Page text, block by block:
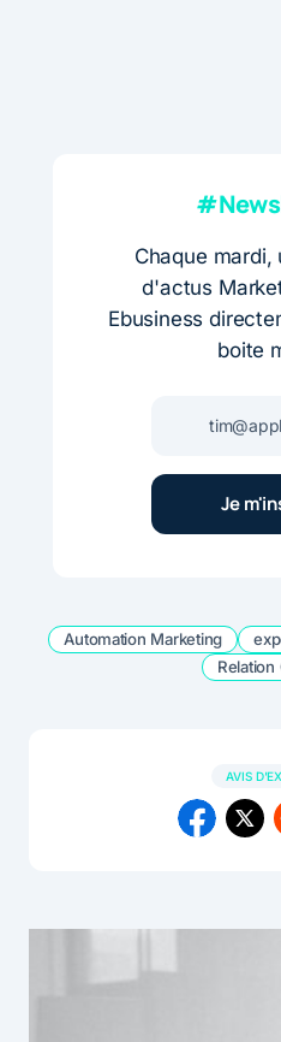
Chaque
d'actus
Ebusiness
boite
Automation Marketing
Relation
AVIS